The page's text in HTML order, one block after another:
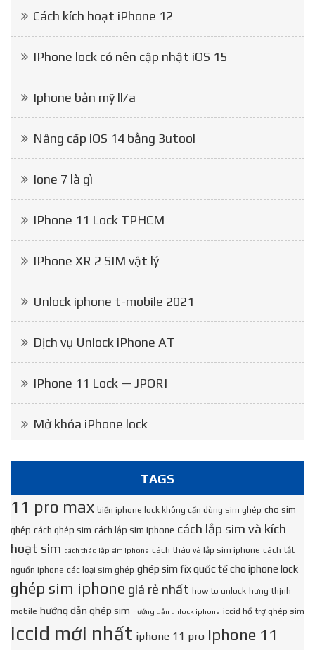
Cách kích hoạt iPhone 12
IPhone lock có nên cập nhật iOS 15
Iphone bản mỹ ll/a
Nâng cấp iOS 14 bằng 3utool
Ione 7 là gì
IPhone 11 Lock TPHCM
IPhone XR 2 SIM vật lý
Unlock iphone t-mobile 2021
Dịch vụ Unlock iPhone AT
IPhone 11 Lock — JPORI
Mở khóa iPhone lock
TAGS
11 pro max biến iphone lock không cần dùng sim ghép cho sim
ghép cách ghép sim cách lắp sim iphone cách lắp sim và kích
hoạt sim cách tháo lắp sim iphone cách tháo và lắp sim iphone cách tắt
nguồn iphone các loại sim ghép ghép sim fix quốc tế cho iphone lock
ghép sim iphone giá rẻ nhất how to unlock hưng thịnh
mobile hướng dẫn ghép sim hướng dẫn unlock iphone iccid hổ trợ ghép sim
iccid mới nhất iphone 11 pro iphone 11